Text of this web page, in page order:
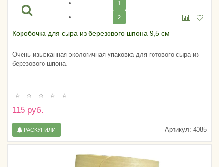
1
2
Коробочка для сыра из березового шпона 9,5 см
Очень изысканная экологичная упаковка для готового сыра из
березового шпона.
115 руб.
Артикул: 4085
РАСКУПИЛИ